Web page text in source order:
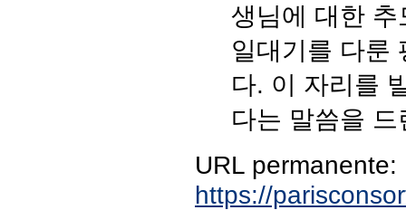
생님에 대한
일대기를 다룬
다. 이 자리를
다는 말씀을 드
URL permanente:
https://